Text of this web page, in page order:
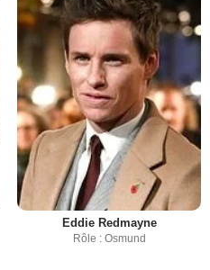
Eddie Redmayne
Rôle : Osmund